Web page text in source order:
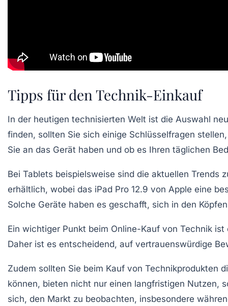
Tipps für den Technik-Einkauf
In der heutigen technisierten Welt ist die Auswahl
finden, sollten Sie sich einige Schlüsselfragen
Sie an das Gerät haben und ob es Ihren täglichen
Bei Tablets beispielsweise sind die aktuellen Trends
erhältlich, wobei das iPad Pro 12.9 von Apple eine
Solche Geräte haben es geschafft, sich in den
Ein wichtiger Punkt beim Online-Kauf von Technik
Daher ist es entscheidend, auf vertrauenswürdige
Zudem sollten Sie beim Kauf von Technikprodukten
können, bieten nicht nur einen langfristigen Nutzen,
sich, den Markt zu beobachten, insbesondere